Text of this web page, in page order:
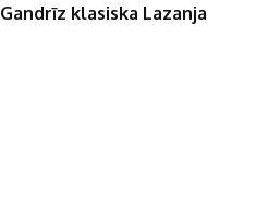
Gandrīz klasiska Lazanja